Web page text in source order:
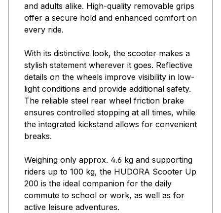
and adults alike. High-quality removable grips
offer a secure hold and enhanced comfort on
every ride.
With its distinctive look, the scooter makes a
stylish statement wherever it goes. Reflective
details on the wheels improve visibility in low-
light conditions and provide additional safety.
The reliable steel rear wheel friction brake
ensures controlled stopping at all times, while
the integrated kickstand allows for convenient
breaks.
Weighing only approx. 4.6 kg and supporting
riders up to 100 kg, the HUDORA Scooter Up
200 is the ideal companion for the daily
commute to school or work, as well as for
active leisure adventures.